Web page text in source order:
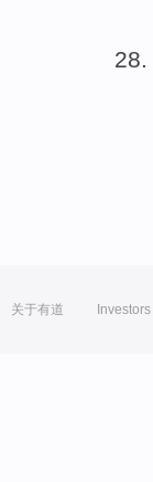
关于有道 Investors